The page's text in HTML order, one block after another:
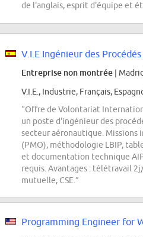
de l'anglais, esprit d'équipe et
V.I.E Ingénieur des
Entreprise non montrée | Madrid
V.I.E., Industrie, Français,
“Offre de Volontariat
un poste d'ingénieur des
secteur aéronautique. Missions
(PMO), méthodologie LBIP,
et documentation technique
requis. Avantages : télétravail
mutuelle, CSE.”
Programming Engineer for